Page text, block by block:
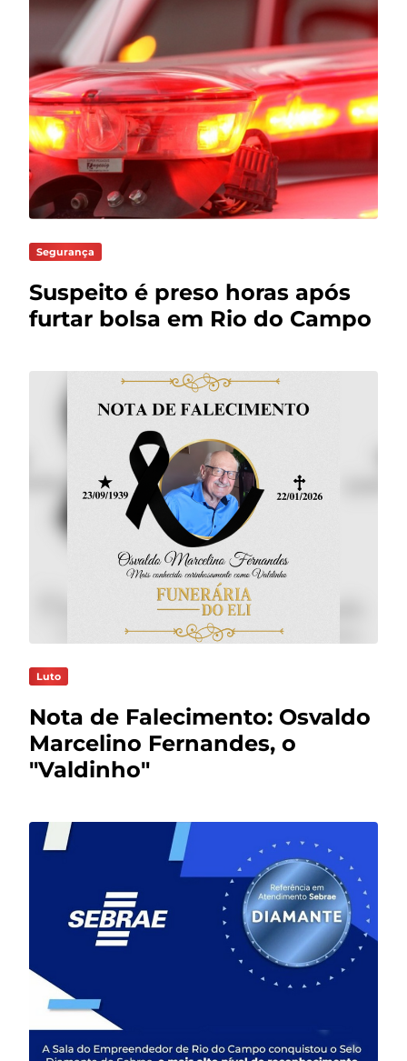
Segurança
Suspeito é preso horas após
furtar bolsa em Rio do Campo
Luto
Nota de Falecimento: Osvaldo
Marcelino Fernandes, o
"Valdinho"